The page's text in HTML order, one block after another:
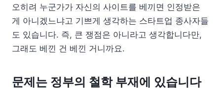
오히려 누군가가 자신의 사이트를 베끼면 인정받은
게 아니겠느냐고 기쁘게 생각하는 스타트업 종사자들
도 있습니다. 즉, 큰 쟁점은 아니라고 생각합니다만,
그래도 베낀 건 베낀 거니까요.
문제는 정부의 철학 부재에 있습니다